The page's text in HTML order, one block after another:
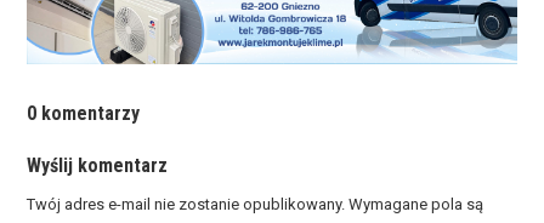
0 komentarzy
Wyślij komentarz
Twój adres e-mail nie zostanie opublikowany. Wymagane pola są